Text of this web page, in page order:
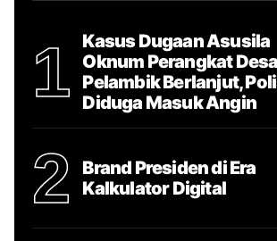
1
Kasus Dugaan Asusila
Oknum Perangkat Desa
Pelambik Berlanjut,
Diduga Masuk Angin
2
Brand Presiden di Era
Kalkulator Digital